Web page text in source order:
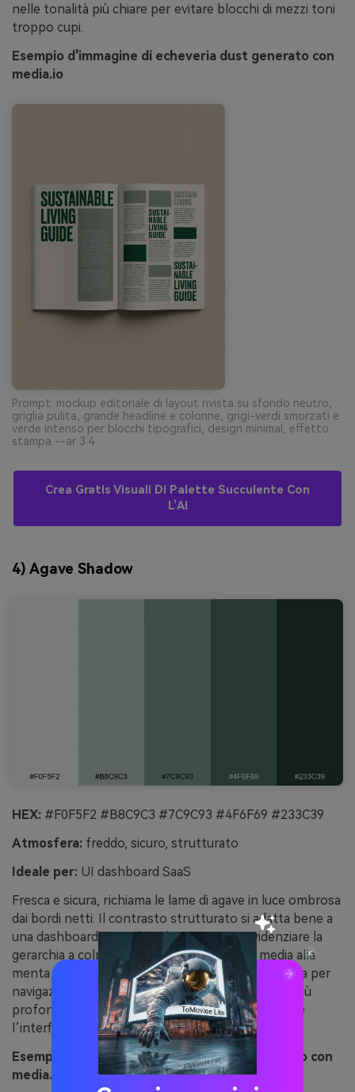
nelle tonalità più chiare per evitare blocchi di mezzi toni
troppo cupi.
Esempio d'immagine di echeveria dust generato con
media.io
Prompt: mockup editoriale di layout rivista su sfondo neutro,
griglia pulita, grande headline e colonne, grigi-verdi smorzati e
verde intenso per blocchi tipografici, design minimal, effetto
stampa --ar 3:4
Crea Gratis Visuali Di Palette Succulente Con
L’AI
4) Agave Shadow
HEX: #F0F5F2 #B8C9C3 #7C9C93 #4F6F69 #233C39
Atmosfera: freddo, sicuro, strutturato
Ideale per: UI dashboard SaaS
Fresca e sicura, richiama le lame di agave in luce ombrosa
dai bordi netti. Il contrasto strutturato si adatta bene a
una dashboard SaaS dove è importante evidenziare la
gerarchia a colpo d’occhio. Abbina la salvia media alla
menta chiara per i pannelli, usa la tonalità più scura per
navigazione e grafici. Consiglio: riserva la nuance più
profonda per gli elementi attivi così da mantenere
l’interfaccia calma.
Esempio di immagine di agave shadow generato con
media.io